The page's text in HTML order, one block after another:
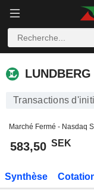
LUNDBERG B
LUNDBERG
Transactions
Marché Fermé - Nasdaq
583,50 SEK
Synthèse